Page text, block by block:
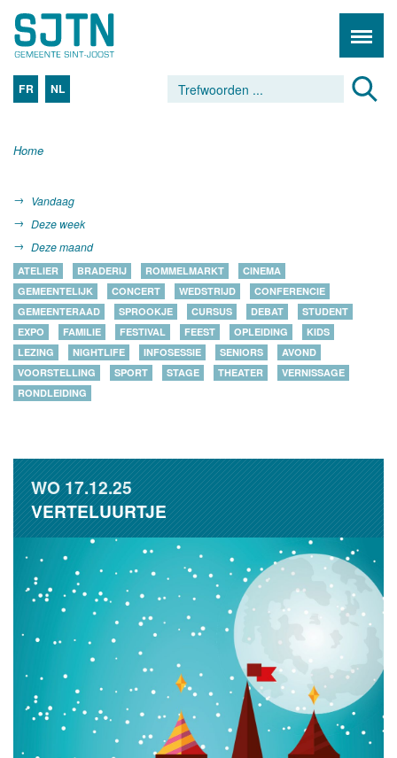
FR NL
Home
Vandaag
Deze week
Deze maand
ATELIER BRADERIJ ROMMELMARKT
CINEMA
GEMEENTELIJK
CONCERT WEDSTRIJD
CONFERENCIE
GEMEENTERAAD
SPROOKJE CURSUS DEBAT
STUDENT
EXPO
FAMILIE FESTIVAL FEEST OPLEIDING
KIDS
LEZING
NIGHTLIFE INFOSESSIE SENIORS
AVOND
VOORSTELLING
SPORT STAGE THEATER
VERNISSAGE
RONDLEIDING
WO17.12.25
VERTELUURTJE